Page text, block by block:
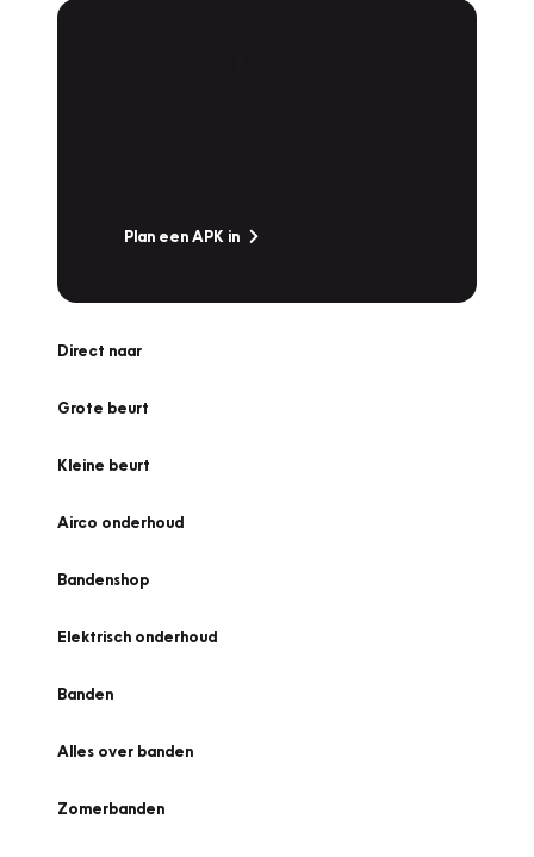
Plan een APK in
Direct naar
Grote beurt
Kleine beurt
Airco onderhoud
Bandenshop
Elektrisch onderhoud
Banden
Alles over banden
Zomerbanden